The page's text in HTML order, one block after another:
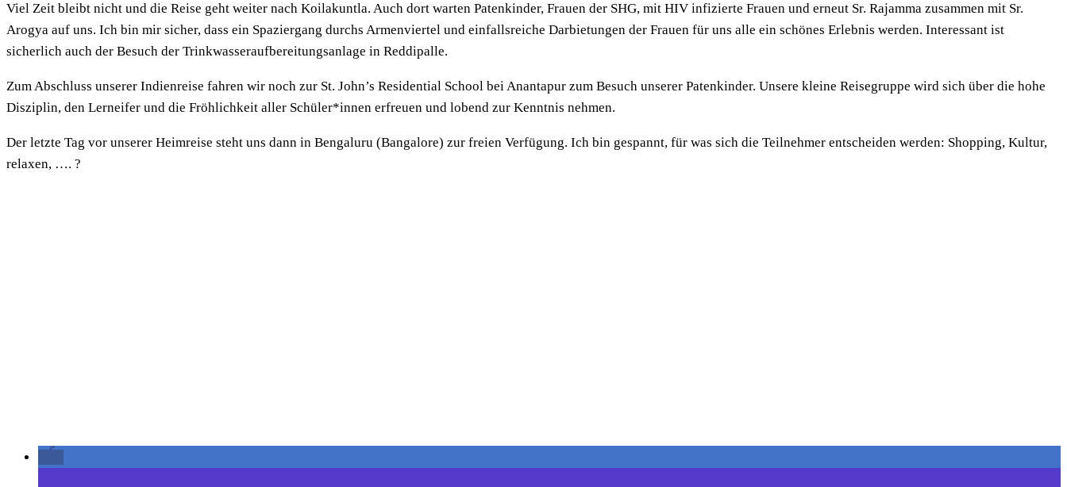
Viel Zeit bleibt nicht und die Reise geht weiter nach Koilakuntla. Auch dort warten Patenkinder, Frauen der SHG, mit HIV infizierte Frauen und erneut Sr. Rajamma zusammen mit Sr.
Arogya auf uns. Ich bin mir sicher, dass ein Spaziergang durchs Armenviertel und einfallsreiche Darbietungen der Frauen für uns alle ein schönes Erlebnis werden. Interessant ist
sicherlich auch der Besuch der Trinkwasseraufbereitungsanlage in Reddipalle.
Zum Abschluss unserer Indienreise fahren wir noch zur St. John’s Residential School bei Anantapur zum Besuch unserer Patenkinder. Unsere kleine Reisegruppe wird sich über die hohe
Disziplin, den Lerneifer und die Fröhlichkeit aller Schüler*innen erfreuen und lobend zur Kenntnis nehmen.
Der letzte Tag vor unserer Heimreise steht uns dann in Bengaluru (Bangalore) zur freien Verfügung. Ich bin gespannt, für was sich die Teilnehmer entscheiden werden: Shopping, Kultur,
relaxen, …. ?